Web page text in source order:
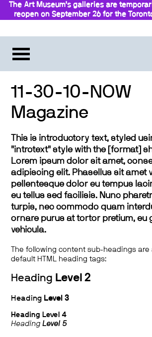
The Art Museum’s galleries are
reopen on September 26 for the
11-30-10-NOW
Magazine
This is introductory text, styled
"introtext" style with the [format]
Lorem ipsum dolor sit amet,
adipiscing elit. Phasellus sit amet
pellentesque dolor eu tempus
eu tellus sed facilisis. Nunc
turpis, nec commodo quam
ornare purus at tortor pretium, eu
vehicula.
The following content sub-headings are
default HTML heading tags:
Heading Level 2
Heading Level 3
Heading Level 4
HeadingLevel 5